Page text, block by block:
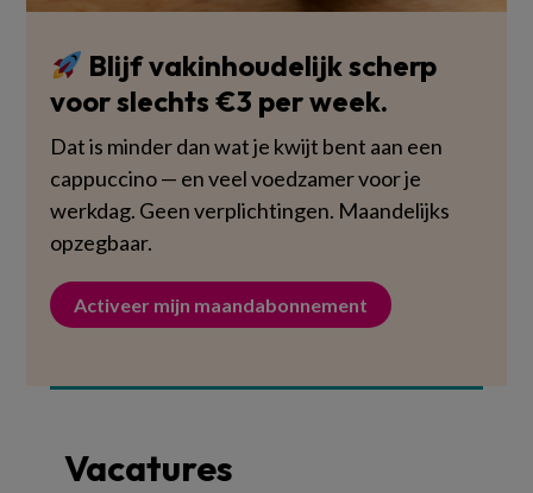
Blijf vakinhoudelijk scherp
voor slechts €3 per week.
Dat is minder dan wat je kwijt bent aan een
cappuccino — en veel voedzamer voor je
werkdag. Geen verplichtingen. Maandelijks
opzegbaar.
Activeer mijn maandabonnement
Vacatures